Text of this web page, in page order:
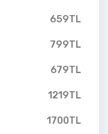
659TL
799TL
679TL
1219TL
1700TL